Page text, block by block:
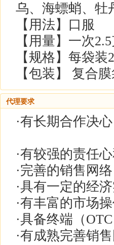
乌、海螵蛸、牡
【用法】口服
【用量】一次
【规格】每袋装
【包装】 复合
代理要求
·有长期合作决心
·有较强的责任心
·完善的销售网络
·具有一定的经
·有丰富的市场
·具备终端（
·有成熟完善销售